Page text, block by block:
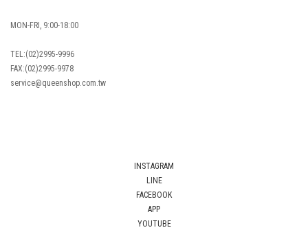
MON-FRI, 9:00-18:00
TEL:(02)2995-9996
FAX:(02)2995-9978
service@queenshop.com.tw
INSTAGRAM
LINE
FACEBOOK
APP
YOUTUBE